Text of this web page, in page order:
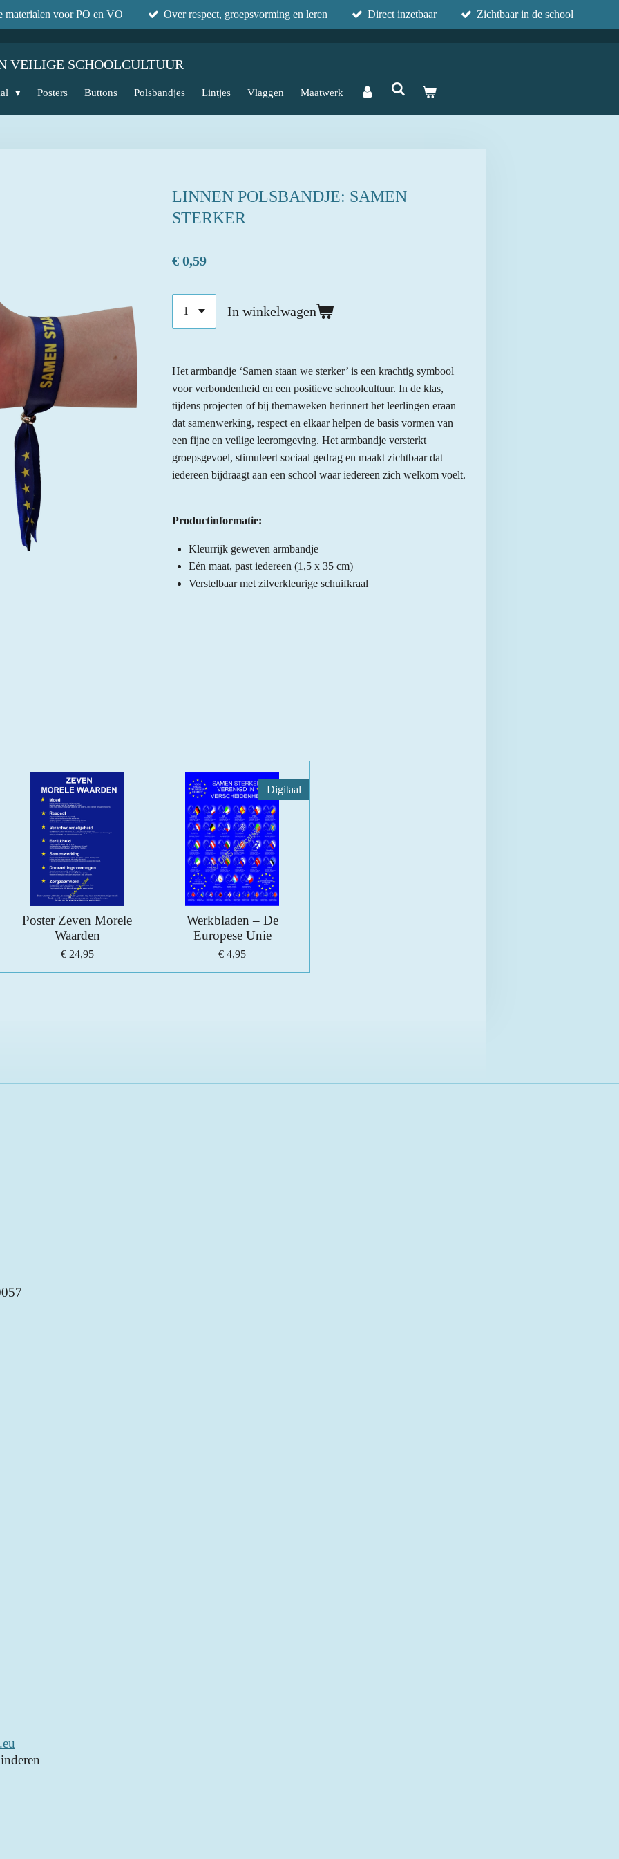
materialen voor PO en VO Over respect, groepsvorming en leren Direct inzetbaar Zichtbaar in de school
VEILIGE SCHOOLCULTUUR
Posters Buttons Polsbandjes Lintjes Vlaggen Maatwerk
LINNEN POLSBANDJE: SAMEN
STERKER
€ 0,59
In winkelwagen
Het armbandje ‘Samen staan we sterker’ is een krachtig symbool
voor verbondenheid en een positieve schoolcultuur. In de klas,
tijdens projecten of bij themaweken herinnert het leerlingen eraan
dat samenwerking, respect en elkaar helpen de basis vormen van
een fijne en veilige leeromgeving. Het armbandje versterkt
groepsgevoel, stimuleert sociaal gedrag en maakt zichtbaar dat
iedereen bijdraagt aan een school waar iedereen zich welkom voelt.
Productinformatie:
Kleurrijk geweven armbandje
Eén maat, past iedereen (1,5 x 35 cm)
Verstelbaar met zilverkleurige schuifkraal
Poster Zeven Morele
Waarden
€ 24,95
Digitaal
Werkbladen – De
Europese Unie
€ 4,95